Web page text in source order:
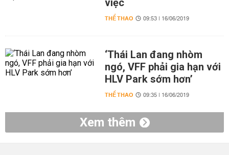
việc
THỂ THAO 09:53 | 16/06/2019
‘Thái Lan đang nhòm
ngó, VFF phải gia hạn với
HLV Park sớm hơn’
THỂ THAO 09:35 | 16/06/2019
Xem thêm